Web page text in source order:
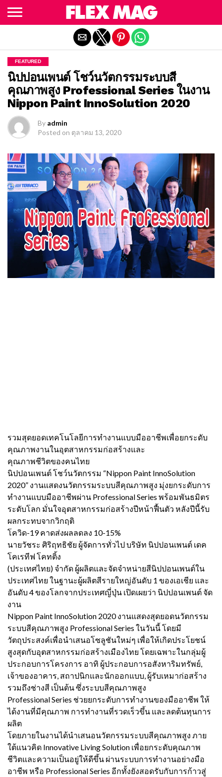
FEATURED
นิปปอนเพนต์ โชว์นวัตกรรมระบบสี
คุณภาพสูง Professional Series ในงาน
Nippon Paint InnoSolution 2020
By admin
Posted on ตุลาคม 13, 2020
รวมสุดยอดเทคโนโลยีการทำงานแบบมืออาชีพเพื่อยกระดับ
คุณภาพงานในอุตสาหกรรมก่อสร้างและ
คุณภาพชีวิตของคนไทย
นิปปอนเพนต์ โชว์นวัตกรรม “Nippon Paint InnoSolution
2020” งานแสดงนวัตกรรมระบบสีคุณภาพสูง มุ่งยกระดับการ
ทำงานแบบมืออาชีพผ่าน Professional Series พร้อมพันธมิตร
ระดับโลก มั่นใจอุตสาหกรรมก่อสร้างปีหน้าฟื้นตัว หลังปีนี้รับ
ผลกระทบจากวิกฤติ
โควิด-19 คาดส่งผลลดลง 10-15%
นายวัชระ ศิริฤทธิชัย ผู้จัดการทั่วไป บริษัท นิปปอนเพนต์ เดค
โคเรทีฟ โคทติ้ง
(ประเทศไทย) จำกัด ผู้ผลิตและจัดจำหน่ายสีนิปปอนเพนต์ใน
ประเทศไทย ในฐานะผู้ผลิตสีรายใหญ่อันดับ 1 ของเอเชีย และ
อันดับ 4 ของโลกจากประเทศญี่ปุ่น เปิดเผยว่า นิปปอนเพนต์ จัด
งาน
Nippon Paint InnoSolution 2020 งานแสดงสุดยอดนวัตกรรม
ระบบสีคุณภาพสูง Professional Series ในวันนี้ โดยมี
วัตถุประสงค์เพื่อนำเสนอโซลูชันใหม่ๆ เพื่อให้เกิดประโยชน์
สูงสุดกับอุตสาหกรรมก่อสร้างเมืองไทย โดยเฉพาะในกลุ่มผู้
ประกอบการโครงการ อาทิ ผู้ประกอบการอสังหาริมทรัพย์,
เจ้าของอาคาร, สถาปนิกและนักออกแบบ, ผู้รับเหมาก่อสร้าง
รวมถึงช่างสี เป็นต้น ซึ่งระบบสีคุณภาพสูง
Professional Series ช่วยยกระดับการทำงานของมืออาชีพ ให้
ได้งานที่มีคุณภาพ การทำงานที่รวดเร็วขึ้น และลดต้นทุนการ
ผลิต
โดยภายในงานได้นำเสนอนวัตกรรมระบบสีคุณภาพสูง ภาย
ใต้แนวคิด Innovative Living Solution เพื่อยกระดับคุณภาพ
ชีวิตและความเป็นอยู่ให้ดีขึ้น ผ่านระบบการทำงานอย่างมือ
อาชีพ หรือ Professional Series อีกทั้งยังสอดรับกับการก้าวสู่
Exit mobile version